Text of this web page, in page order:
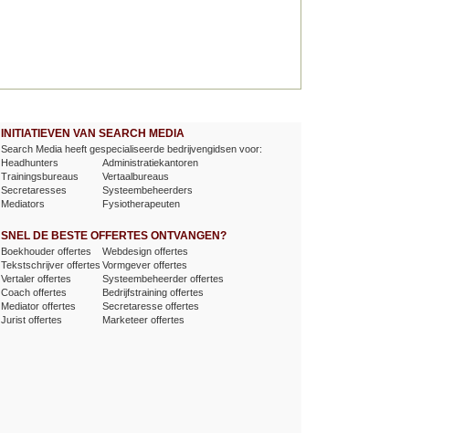
INITIATIEVEN VAN SEARCH MEDIA
Search Media heeft gespecialiseerde bedrijvengidsen voor:
Headhunters
Administratiekantoren
Trainingsbureaus
Vertaalbureaus
Secretaresses
Systeembeheerders
Mediators
Fysiotherapeuten
SNEL DE BESTE OFFERTES ONTVANGEN?
Boekhouder offertes
Webdesign offertes
Tekstschrijver offertes Vormgever offertes
Vertaler offertes
Systeembeheerder offertes
Coach offertes
Bedrijfstraining offertes
Mediator offertes
Secretaresse offertes
Jurist offertes
Marketeer offertes